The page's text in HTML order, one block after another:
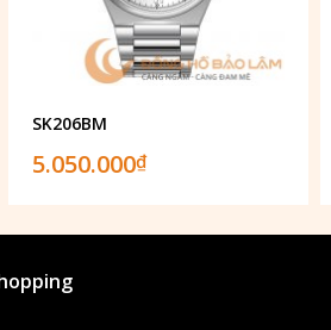
SK206BM
5.050.000₫